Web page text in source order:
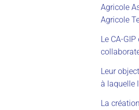
Agricole
Agricole
Le CA-
Leur
à laquelle
La